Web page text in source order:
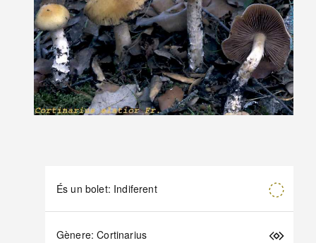
És un bolet: Indiferent
Gènere: Cortinarius